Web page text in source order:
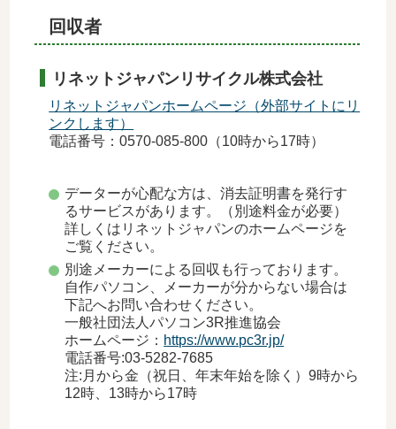
回収者
リネットジャパンリサイクル株式会社
リネットジャパンホームページ（外部サイトにリ
ンクします）
電話番号：0570-085-800（10時から17時）
データーが心配な方は、消去証明書を発行す
るサービスがあります。（別途料金が必要）
詳しくはリネットジャパンのホームページを
ご覧ください。
別途メーカーによる回収も行っております。
自作パソコン、メーカーが分からない場合は
下記へお問い合わせください。
一般社団法人パソコン3R推進協会
ホームページ： https://www.pc3r.jp/
電話番号:03-5282-7685
注:月から金（祝日、年末年始を除く）9時から
12時、13時から17時